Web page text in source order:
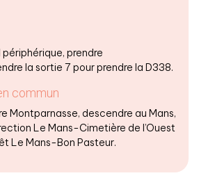
prendre
la sortie 7 pour prendre la D338.
commun
Montparnasse, descendre au Mans,
Le Mans-Cimetière de l’Ouest
Le Mans-Bon Pasteur.